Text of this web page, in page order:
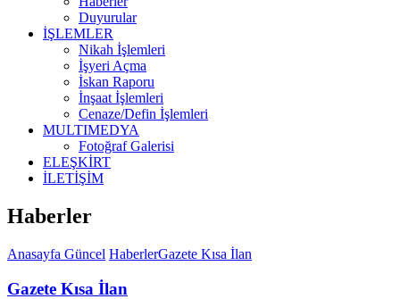
Duyurular
İŞLEMLER
Nikah İşlemleri
İşyeri Açma
İskan Raporu
İnşaat İşlemleri
Cenaze/Defin İşlemleri
MULTIMEDYA
Fotoğraf Galerisi
ELEŞKİRT
İLETİŞİM
Haberler
Anasayfa Güncel HaberlerGazete Kısa İlan
Gazete Kısa İlan